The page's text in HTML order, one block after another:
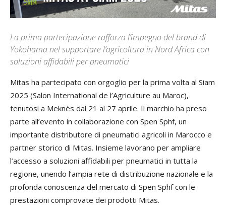
La prima partecipazione rafforza l’impegno del brand di
Yokohama nel supportare l’agricoltura in Nord Africa con
soluzioni affidabili per pneumatici
Mitas ha partecipato con orgoglio per la prima volta al Siam
2025 (Salon International de l’Agriculture au Maroc),
tenutosi a Meknès dal 21 al 27 aprile. Il marchio ha preso
parte all’evento in collaborazione con Spen Sphf, un
importante distributore di pneumatici agricoli in Marocco e
partner storico di Mitas. Insieme lavorano per ampliare
l’accesso a soluzioni affidabili per pneumatici in tutta la
regione, unendo l’ampia rete di distribuzione nazionale e la
profonda conoscenza del mercato di Spen Sphf con le
prestazioni comprovate dei prodotti Mitas.